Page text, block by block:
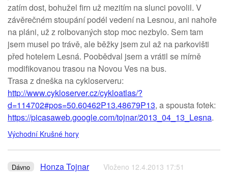
zatím dost, bohužel firn už mezitím na slunci povolil. V
závěrečném stoupání podél vedení na Lesnou, ani nahoře
na pláni, už z rolbovaných stop moc nezbylo. Sem tam
jsem musel po trávě, ale běžky jsem zul až na parkovišti
před hotelem Lesná. Poobědval jsem a vrátil se mírně
modifikovanou trasou na Novou Ves na bus.
Trasa z dneška na cykloserveru:
http://www.cykloserver.cz/cykloatlas/?
d=114702#pos=50.60462P13.48679P13, a spousta fotek:
https://picasaweb.google.com/tojnar/2013_04_13_Lesna.
Východní Krušné hory
Dávno Honza Tojnar Vloženo 12.4.2013 17:51